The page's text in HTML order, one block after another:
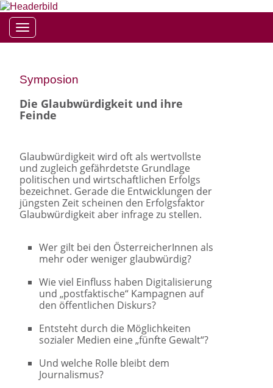
Toggle navigation
Symposion
Die Glaubwürdigkeit und ihre
Feinde
Glaubwürdigkeit wird oft als wertvollste
und zugleich gefährdetste Grundlage
politischen und wirtschaftlichen Erfolgs
bezeichnet. Gerade die Entwicklungen der
jüngsten Zeit scheinen den Erfolgsfaktor
Glaubwürdigkeit aber infrage zu stellen.
Wer gilt bei den ÖsterreicherInnen als
mehr oder weniger glaubwürdig?
Wie viel Einfluss haben Digitalisierung
und „postfaktische“ Kampagnen auf
den öffentlichen Diskurs?
Entsteht durch die Möglichkeiten
sozialer Medien eine „fünfte Gewalt“?
Und welche Rolle bleibt dem
Journalismus?